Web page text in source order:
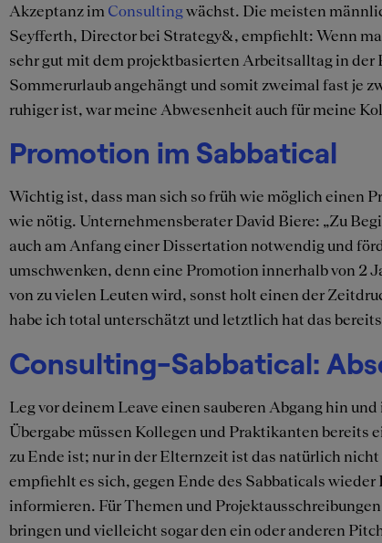
Akzeptanz im Consulting wächst. Die meisten
Seyfferth, Director bei Strategy&, empfiehlt: Wenn
sehr gut mit dem projektbasierten Arbeitsalltag in
Sommerurlaub angehängt und somit zweimal fast je
ruhiger ist, war meine Abwesenheit auch für meine
Promotion im Sabbatical
Wichtig ist, dass man sich so früh wie möglich einen
wie nötig. Unternehmensberater David Biere: „Zu
auch am Anfang einer Dissertation notwendig und
umschwenken, denn eine Promotion innerhalb von 2
von zu vielen Leuten wird, sonst holt einen der
habe ich total unterschätzt und letztlich hat das
Consulting-Sabbatical:
Leg vor deinem Leave einen sauberen Abgang hin
Übergabe müssen Kollegen und Praktikanten bereits
zu Ende ist; nur in der Elternzeit ist das natürlich
empfiehlt es sich, gegen Ende des Sabbaticals
informieren. Für Themen und
bringen und vielleicht sogar den ein oder anderen